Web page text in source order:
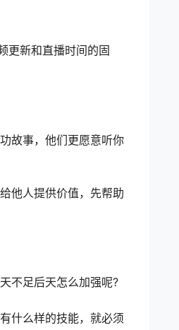
更新和直播时间的固
故事，他们更愿意听你
他人提供价值，先帮助
不足后天怎么加强呢?
什么样的技能，就必须